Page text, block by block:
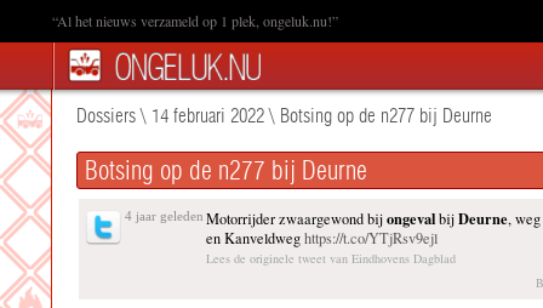
“Al het nieuws verzameld op 1 plek, ongeluk.nu!”
Dossiers\ 14 februari 2022\ Botsing op de n277 bij Deurne
Botsing op de n277 bij Deurne
4 jaar geleden Motorrijder zwaargewond bijongevalbijDeurne,
en Kanveldweghttps://t.co/YTjRsv9ejl
Lees de originele tweet van Eindhovens Dagblad